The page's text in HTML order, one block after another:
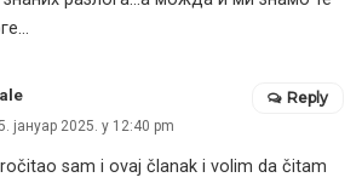
јануар 2025. у 12:40 pm
sam i ovaj članak i volim da čitam
Reply